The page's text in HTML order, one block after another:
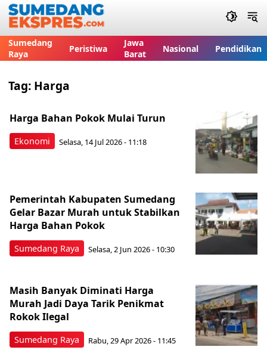
Sumedang
Raya
Peristiwa
Jawa
Barat
Nasional Pendidikan
Tag: Harga
Ekonomi
Harga Bahan Pokok Mulai Turun
Selasa, 14 Jul 2026 - 11:18
Sumedang Raya
Pemerintah Kabupaten Sumedang
Gelar Bazar Murah untuk Stabilkan
Harga Bahan Pokok
Selasa, 2 Jun 2026 - 10:30
Sumedang Raya
Masih Banyak Diminati Harga
Murah Jadi Daya Tarik Penikmat
Rokok Ilegal
Rabu, 29 Apr 2026 - 11:45